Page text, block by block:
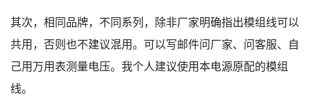
其次，相同品牌，不同系列，除非厂家明确指出模组线可以
共用，否则也不建议混用。可以写邮件问厂家、问客服、自
己用万用表测量电压。我个人建议使用本电源原配的模组
线。